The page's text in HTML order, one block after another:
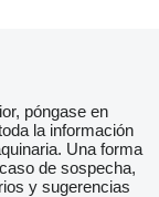
póngase en
la información
Una forma
de sospecha,
y sugerencias